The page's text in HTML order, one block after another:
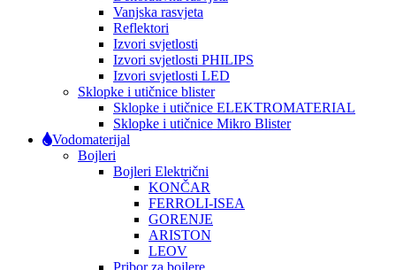
Vanjska rasvjeta
Reflektori
Izvori svjetlosti
Izvori svjetlosti PHILIPS
Izvori svjetlosti LED
Sklopke i utičnice blister
Sklopke i utičnice ELEKTROMATERIAL
Sklopke i utičnice Mikro Blister
Vodomaterijal
Bojleri
Bojleri Električni
KONČAR
FERROLI-ISEA
GORENJE
ARISTON
LEOV
Pribor za bojlere